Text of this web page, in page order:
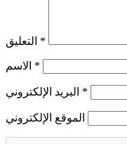
*
*
*
الموقع الإلكتروني